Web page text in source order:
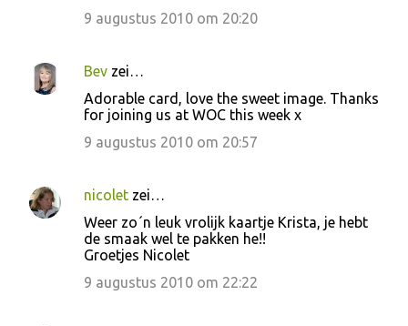
9 augustus 2010 om 20:20
Bev zei…
Adorable card, love the sweet image. Thanks
for joining us at WOC this week x
9 augustus 2010 om 20:57
nicolet zei…
Weer zo´n leuk vrolijk kaartje Krista, je hebt
de smaak wel te pakken he!!
Groetjes Nicolet
9 augustus 2010 om 22:22